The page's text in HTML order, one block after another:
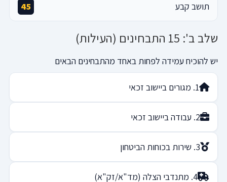
תושב קבע 45
שלב ב': 15 התבחינים (העילות)
יש להוכיח עמידה לפחות באחד מהתבחינים הבאים
1. מגורים ביישוב זכאי
2. עבודה ביישוב זכאי
3. שירות בכוחות הביטחון
4. מתנדבי הצלה (מד"א/זק"א)